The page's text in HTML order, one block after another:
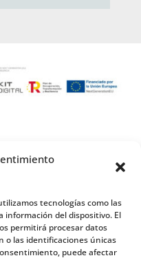
tecnologías como las
información del dispositivo. El
permitirá procesar datos
o las identificaciones únicas
puede afectar